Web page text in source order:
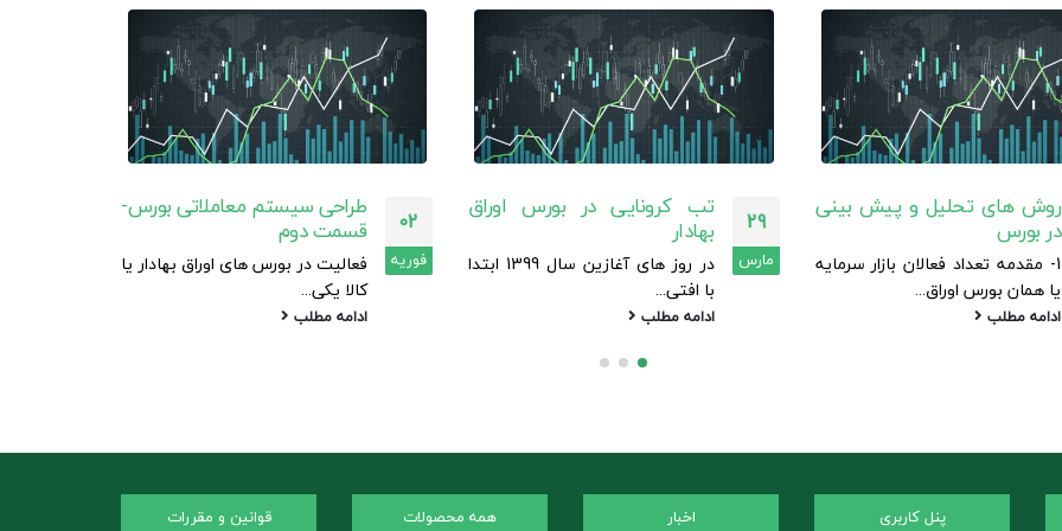
روش های تحلیل و پیش بینی
در بورس
1- مقدمه تعداد فعالان بازار سرمایه
یا همان بورس اوراق...
ادامه مطلب
29
مارس
تب کرونایی در بورس اوراق
بهادار
در روز های آغازین سال 1399 ابتدا
با افتی...
ادامه مطلب
02
فوریه
طراحی سیستم معاملاتی بورس-
قسمت دوم
فعالیت در بورس های اوراق بهادار یا
کالا یکی...
ادامه مطلب
پنل کاربری اخبار همه محصولات قوانین و مقررات